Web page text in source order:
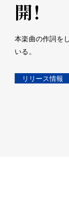
開！
本楽曲の作詞を
いる。
リリース情報